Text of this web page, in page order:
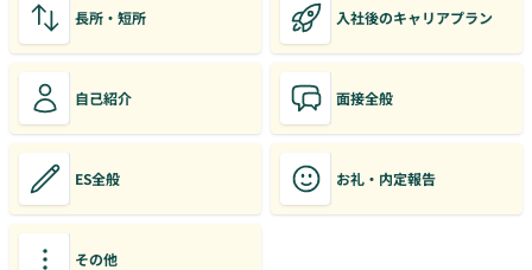
長所・短所 入社後のキャリアプラン
自己紹介 面接全般
ES全般 お礼・内定報告
その他